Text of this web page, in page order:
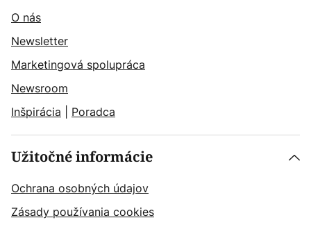
O nás
Newsletter
Marketingová spolupráca
Newsroom
Inšpirácia
Poradca
Užitočné informácie
Ochrana osobných údajov
Zásady používania cookies